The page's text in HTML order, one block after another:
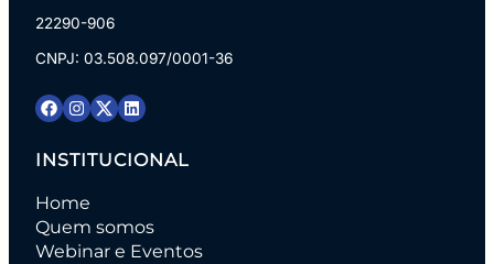
22290-906
CNPJ: 03.508.097/0001-36
INSTITUCIONAL
Home
Quem somos
Webinar e Eventos